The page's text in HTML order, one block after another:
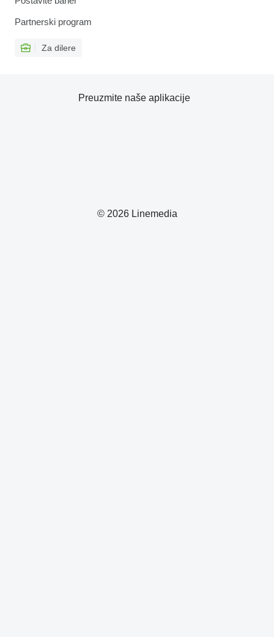
Partnerski program
Za dilere
© 2026 Linemedia
Preuzmite naše aplikacije